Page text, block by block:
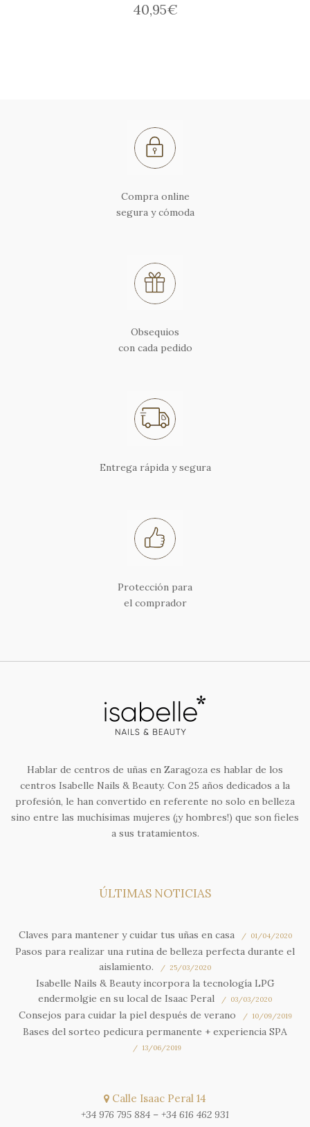
40,95€
Compra online
segura y cómoda
Obsequios
con cada pedido
Entrega rápida y segura
Protección para
el comprador
Hablar de centros de uñas en Zaragoza es hablar de los
centros Isabelle Nails & Beauty. Con 25 años dedicados a la
profesión, le han convertido en referente no solo en belleza
sino entre las muchísimas mujeres (¡y hombres!) que son fieles
a sus tratamientos.
ÚLTIMAS NOTICIAS
Claves para mantener y cuidar tus uñas en casa 01/04/2020
Pasos para realizar una rutina de belleza perfecta durante el
aislamiento.
25/03/2020
Isabelle Nails & Beauty incorpora la tecnología LPG
endermolgie en su local de Isaac Peral
03/03/2020
Consejos para cuidar la piel después de verano 10/09/2019
Bases del sorteo pedicura permanente + experiencia SPA
13/06/2019
Calle Isaac Peral 14
+34 976 795 884 – +34 616 462 931